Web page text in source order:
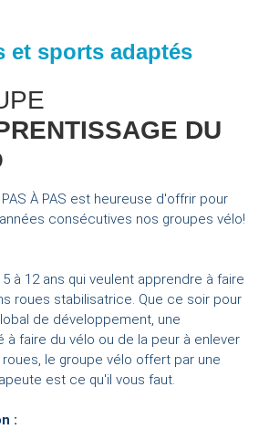
et sports adaptés
DU
À PAS est heureuse d'offrir pour
consécutives nos groupes vélo!
à 12 ans qui veulent apprendre à faire
roues stabilisatrice. Que ce soir pour
de développement, une
à faire du vélo ou de la peur à enlever
le groupe vélo offert par une
est ce qu'il vous faut.
: